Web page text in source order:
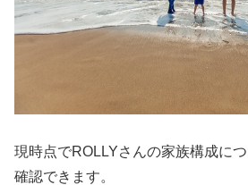
現時点でROLLYさんの家族構成に
確認できます。